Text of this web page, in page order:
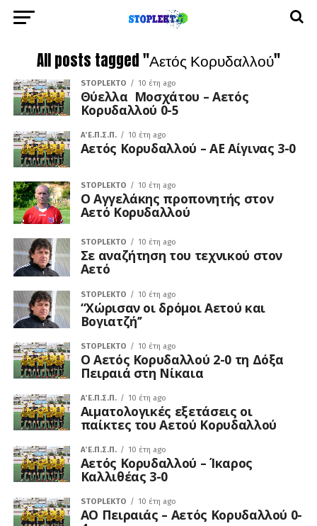
All posts tagged "Αετός Κορυδαλλού"
STOPLEKTO 10 έτη ago
Θύελλα Μοσχάτου – Αετός
Κορυδαλλού 0-5
Α΄ Ε.Π.Σ.Π. 10 έτη ago
Αετός Κορυδαλλού – ΑΕ Αίγινας 3-0
STOPLEKTO 10 έτη ago
Ο Αγγελάκης προπονητής στον
Αετό Κορυδαλλού
STOPLEKTO 10 έτη ago
Σε αναζήτηση του τεχνικού στον
Αετό
STOPLEKTO 10 έτη ago
“Χώρισαν οι δρόμοι Αετού και
Βογιατζή’’
STOPLEKTO 10 έτη ago
Ο Αετός Κορυδαλλού 2-0 τη Δόξα
Πειραιά στη Νίκαια
Α΄ Ε.Π.Σ.Π. 10 έτη ago
Αιματολογικές εξετάσεις οι
παίκτες του Αετού Κορυδαλλού
Α΄ Ε.Π.Σ.Π. 10 έτη ago
Αετός Κορυδαλλού – Ίκαρος
Καλλιθέας 3-0
STOPLEKTO 10 έτη ago
ΑΟ Πειραιάς – Αετός Κορυδαλλού 0-